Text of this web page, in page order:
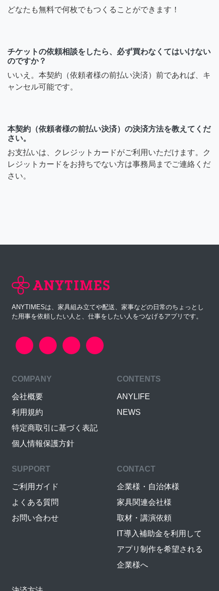
どなたも無料で何枚でもつくることができます！
チケットの依頼相談をしたら、必ず買わなくてはいけない
のですか？
いいえ。本契約（依頼者様の前払い決済）前であれば、キ
ャンセル可能です。
本契約（依頼者様の前払い決済）の決済方法を教えてくだ
さい。
お支払いは、クレジットカードがご利用いただけます。ク
レジットカードをお持ちでない方は事務局までご連絡くだ
さい。
ANYTIMESは、家具組み立てや配送、家事などの日常のちょっとし
た用事を依頼したい人と、仕事をしたい人をつなげるアプリです。
COMPANY
会社概要
利用規約
特定商取引に基づく表記
個人情報保護方針
CONTENTS
ANYLIFE
NEWS
SUPPORT
ご利用ガイド
よくある質問
お問い合わせ
CONTACT
企業様・自治体様
家具関連会社様
取材・講演依頼
IT導入補助金を利用して
アプリ制作を希望される
企業様へ